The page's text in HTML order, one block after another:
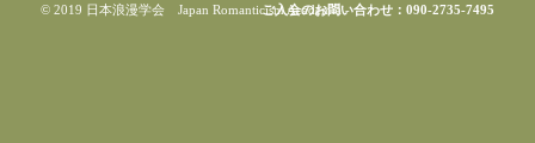
© 2019 日本浪漫学会 Japan Romanticism Academiaご入会のお問い合わせ：090-2735-7495
-